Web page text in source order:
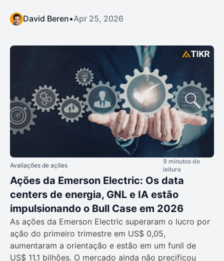
David Beren•Apr 25, 2026
Avaliações de ações
9 minutos de
leitura
Ações da Emerson Electric: Os data
centers de energia, GNL e IA estão
impulsionando o Bull Case em 2026
As ações da Emerson Electric superaram o lucro por
ação do primeiro trimestre em US$ 0,05,
aumentaram a orientação e estão em um funil de
US$ 11,1 bilhões. O mercado ainda não precificou